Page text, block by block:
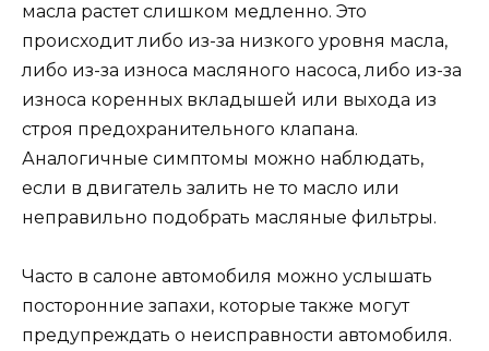
масла растет слишком медленно. Это
происходит либо из-за низкого уровня масла,
либо из-за износа масляного насоса, либо из-за
износа коренных вкладышей или выхода из
строя предохранительного клапана.
Аналогичные симптомы можно наблюдать,
если в двигатель залить не то масло или
неправильно подобрать масляные фильтры.
Часто в салоне автомобиля можно услышать
посторонние запахи, которые также могут
предупреждать о неисправности автомобиля.